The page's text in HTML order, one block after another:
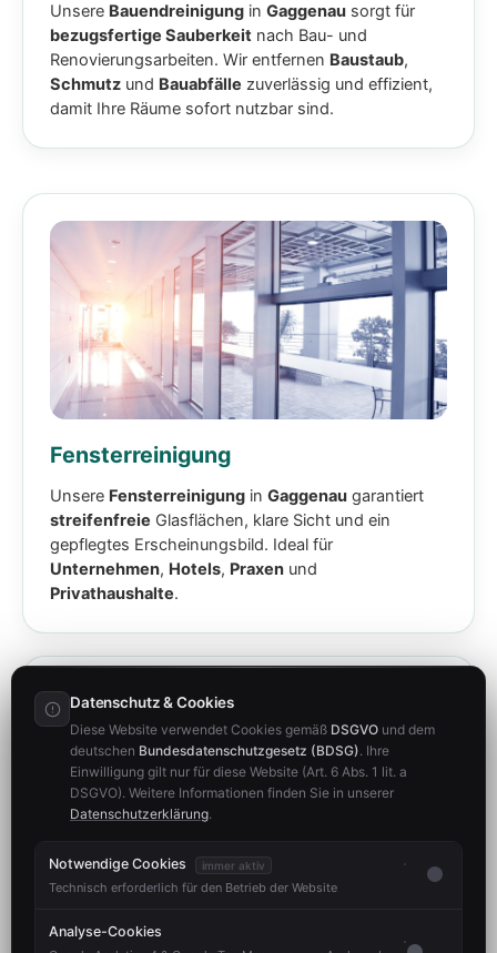
Unsere Bauendreinigung in Gaggenau sorgt für
bezugsfertige Sauberkeit nach Bau- und
Renovierungsarbeiten. Wir entfernen Baustaub,
Schmutz und Bauabfälle zuverlässig und effizient,
damit Ihre Räume sofort nutzbar sind.
Fensterreinigung
Unsere Fensterreinigung in Gaggenau garantiert
streifenfreie Glasflächen, klare Sicht und ein
gepflegtes Erscheinungsbild. Ideal für
Unternehmen, Hotels, Praxen und
Privathaushalte.
Datenschutz & Cookies
Diese Website verwendet Cookies gemäß DSGVO und dem
deutschen Bundesdatenschutzgesetz (BDSG). Ihre
Einwilligung gilt nur für diese Website (Art. 6 Abs. 1 lit. a
DSGVO). Weitere Informationen finden Sie in unserer
Datenschutzerklärung.
Notwendige Cookies immer aktiv
Technisch erforderlich für den Betrieb der Website
Analyse-Cookies